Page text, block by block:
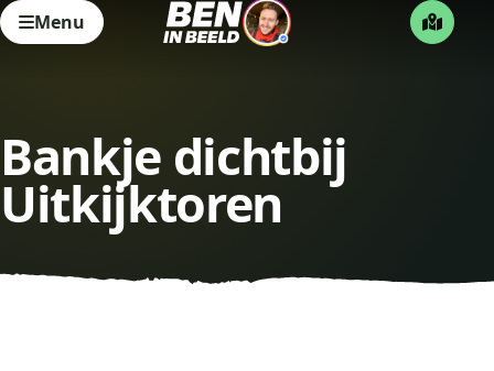
Menu
Bankje dichtbij
Uitkijktoren